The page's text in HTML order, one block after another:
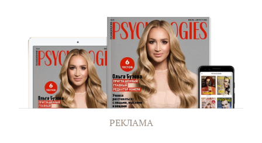
РЕКЛАМА